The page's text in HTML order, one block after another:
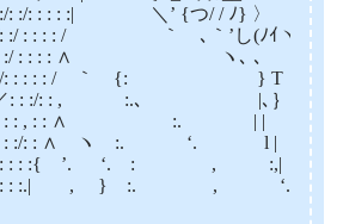
: :/: :/: : : : :| ＼’ {つ/ / ﾉ} 〉
: :/: :/ : : : : / ｀ ､｀’し(ﾉｲヽ
: : :／: :/ : : : : ∧ ヽ､ ､ ‘.
イ : : /: : : : : / ｀ {: } T｀¨ }
: : : : :／: : :/: : , :.､ |､｝ |
: : ／: : : : , : : ∧ :. | | |
:,: : : : : : :/: : ∧ ヽ :. ‘. l | |
: : : : ,: : : :{ ’. ‘. : , :,|
: : : : : /: : : :.| , } :. , ‘. l